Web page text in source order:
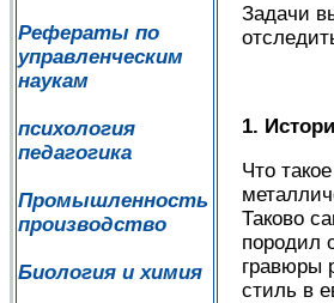
Рефераты по
управленческим
наукам
психология
педагогика
Промышленность
производство
Биология и химия
Задачи
1.
Что
Таково
породил
гравюры
стиль в